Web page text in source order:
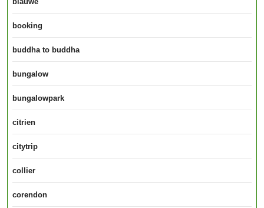
booking
buddha to buddha
bungalow
bungalowpark
citrien
citytrip
collier
corendon